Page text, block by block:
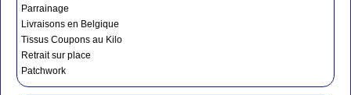
Parrainage
Livraisons en Belgique
Tissus Coupons au Kilo
Retrait sur place
Patchwork